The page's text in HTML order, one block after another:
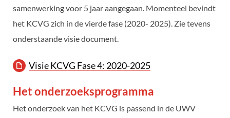
samenwerking voor 5 jaar aangegaan. Momenteel bevindt
het KCVG zich in de vierde fase (2020- 2025). Zie tevens
onderstaande visie document.
Visie KCVG Fase 4: 2020-2025
Het onderzoeksprogramma
Het onderzoek van het KCVG is passend in de UWV